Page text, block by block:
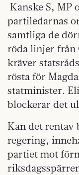
Kanske S, MP
partiledarnas
samtliga de
röda linjer från
kräver
rösta för
statminister.
blockerar det
Kan det rentav
regering,
partiet mot